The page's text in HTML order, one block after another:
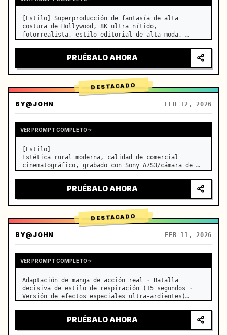
[Estilo] Superproducción de fantasía de alta
costura de Hollywood, 8K ultra nítido,
fotorrealista, estilo editorial de alta moda,
visual. [Duración] 15 segundos. [Escena] Un Salar
de Uyuni (Espejo del Cielo) infi…
PRUÉBALO AHORA
DESTACADO
BY@JOHN FEB 12, 2026
VER PROMPT COMPLETO
[Estilo]
Estética rural moderna, calidad de comercial
cinematográfico, grabado con Sony A7S3/cámara de
iluminación natural transparente, ASMR relajante,
sin sensación de drama de época.
[Escena]
Una cocina abierta de g…
PRUÉBALO AHORA
DESTACADO
BY@JOHN FEB 11, 2026
VER PROMPT COMPLETO
Adaptación de manga de acción real · Batalla
decisiva de estilo de respiración (15 segundos ·
Versión de efectos especiales ultra-ardientes)
dorado), duelo de velocid…
PRUÉBALO AHORA